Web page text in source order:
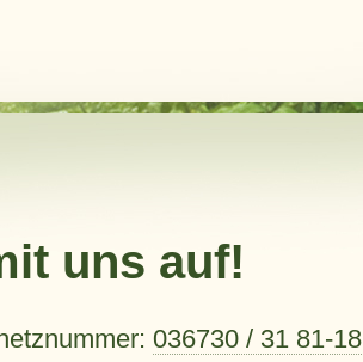
uns auf!
036730 / 31 81-18